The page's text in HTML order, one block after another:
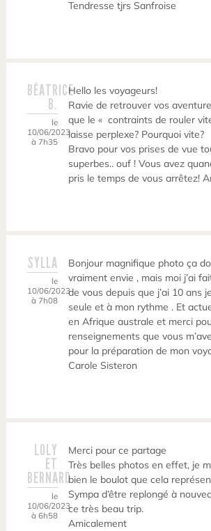
Tendresse tjrs Sanfroise
BÉATRICE
B.
le
10/06/2023
à 7h35
Hello les voyageurs!
Ravie de retrouver vos
que le « contraints de rouler
laisse perplexe? Pourquoi vite?
Bravo pour vos prises de vue
superbes.. ouf ! Vous avez
pris le temps de vous arrêtez!
SYLLA
le
10/06/2023
à 7h08
Bonjour magnifique photo ça
vraiment envie , mais moi j’ai
de vous depuis que j’ai 10 ans
seule et à mon rythme . Et
en Afrique australe et merci
renseignements que vous
pour la préparation de mon
Carole Sisteron
LOLY
ET
BERNARD
le
10/06/2023
à 6h58
Merci pour ce partage
Très belles photos en effet, je
bien le boulot que cela
Sympa d’être replongé à
ce très beau trip.
Amicalement